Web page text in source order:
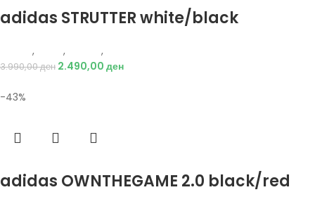
adidas STRUTTER white/black
, , ,
3.990,00ден 2.490,00 ден
-43%
adidas OWNTHEGAME 2.0 black/red